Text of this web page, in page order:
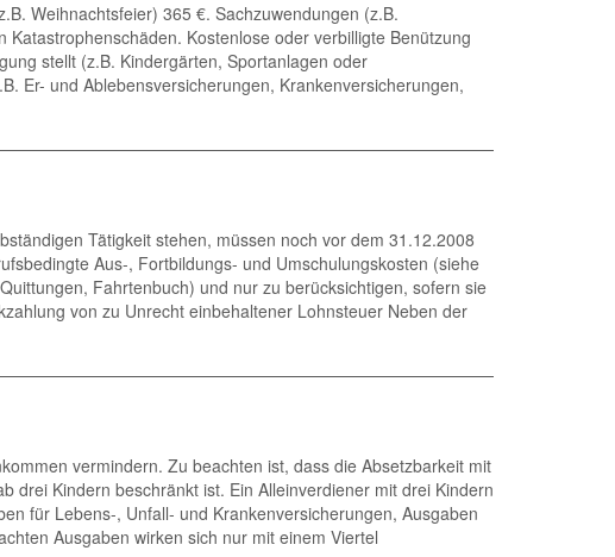
Weihnachtsfeier) 365 €. Sachzuwendungen (z.B.
Kostenlose oder verbilligte Benützung
stellt (z.B. Kindergärten, Sportanlagen oder
Er- und Ablebensversicherungen, Krankenversicherungen,
Tätigkeit stehen, müssen noch vor dem 31.12.2008
Aus-, Fortbildungs- und Umschulungskosten (siehe
Fahrtenbuch) und nur zu berücksichtigen, sofern sie
von zu Unrecht einbehaltener Lohnsteuer Neben der
vermindern. Zu beachten ist, dass die Absetzbarkeit mit
drei Kindern beschränkt ist. Ein Alleinverdiener mit drei Kindern
für Lebens-, Unfall- und Krankenversicherungen, Ausgaben
Ausgaben wirken sich nur mit einem Viertel